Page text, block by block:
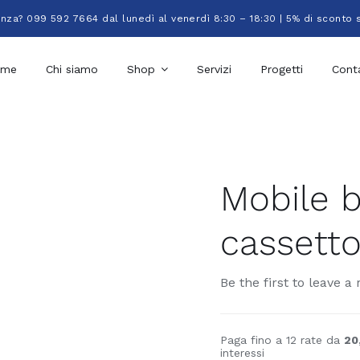
099 592 7664 dal lunedì al venerdì 8:30 – 18:30 | 5% di
Chi siamo Shop Servizi Progetti
Mobile
Be the first to leave a
Paga fino a 12 rate da
interessi